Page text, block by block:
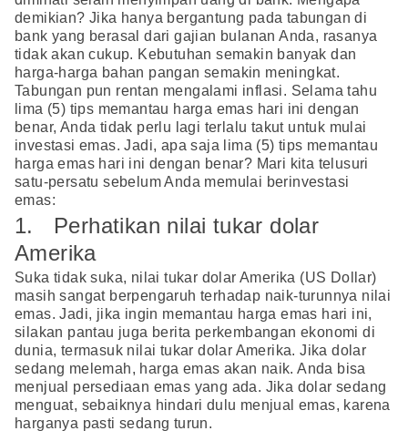
demikian? Jika hanya bergantung pada tabungan di
bank yang berasal dari gajian bulanan Anda, rasanya
tidak akan cukup. Kebutuhan semakin banyak dan
harga-harga bahan pangan semakin meningkat.
Tabungan pun rentan mengalami inflasi. Selama tahu
lima (5) tips memantau harga emas hari ini dengan
benar, Anda tidak perlu lagi terlalu takut untuk mulai
investasi emas. Jadi, apa saja lima (5) tips memantau
harga emas hari ini dengan benar? Mari kita telusuri
satu-persatu sebelum Anda memulai berinvestasi
emas:
1. Perhatikan nilai tukar dolar
Amerika
Suka tidak suka, nilai tukar dolar Amerika (US Dollar)
masih sangat berpengaruh terhadap naik-turunnya nilai
emas. Jadi, jika ingin memantau harga emas hari ini,
silakan pantau juga berita perkembangan ekonomi di
dunia, termasuk nilai tukar dolar Amerika. Jika dolar
sedang melemah, harga emas akan naik. Anda bisa
menjual persediaan emas yang ada. Jika dolar sedang
menguat, sebaiknya hindari dulu menjual emas, karena
harganya pasti sedang turun.